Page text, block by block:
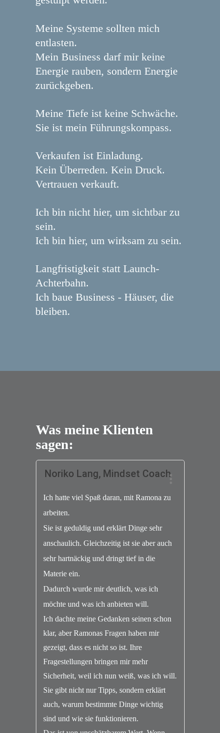
Meine Systeme sollten mich
entlasten.
Mein Business darf mir keine
Energie rauben, sondern Energie
zurückgeben.
Meine Tiefe ist keine Schwäche.
Sie ist mein Führungskompass.
Verkaufen ist Einladung.
Kein Überreden. Kein Druck.
Vertrauen verkauft.
Ich bin nicht hier, um sichtbar zu
sein.
Ich bin hier, um wirksam zu sein.
Langfristigkeit statt Launch-
Achterbahn.
Ich baue Business - Häuser, die
bleiben.
Was meine Klienten
sagen:
Noriko Lang, Mindset Coach
Ich hatte viel Spaß daran, mit Ramona zu
arbeiten.
Sie ist geduldig und erklärt Dinge sehr
anschaulich. Gleichzeitig ist sie aber auch
sehr hartnäckig und dringt tief in die
Materie ein.
Dadurch wurde mir deutlich, was ich
möchte und was ich anbieten will.
Ich dachte meine Gedanken seinen schon
klar, aber Ramonas Fragen haben mir
gezeigt, dass es nicht so ist. Ihre
Fragestellungen bringen mir mehr
Sicherheit, weil ich nun weiß, was ich will.
Sie gibt nicht nur Tipps, sondern erklärt
auch, warum bestimmte Dinge wichtig
sind und wie sie funktionieren.